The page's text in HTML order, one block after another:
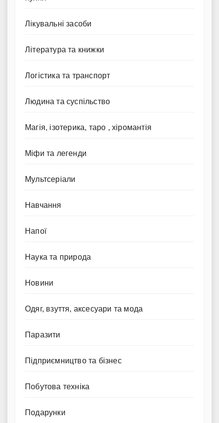
Лікувальні засоби
Література та книжки
Логістика та транспорт
Людина та суспільство
Магія, ізотерика, таро , хіромантія
Міфи та легенди
Мультсеріали
Навчання
Напої
Наука та природа
Новини
Одяг, взуття, аксесуари та мода
Паразити
Підприємництво та бізнес
Побутова техніка
Подарунки